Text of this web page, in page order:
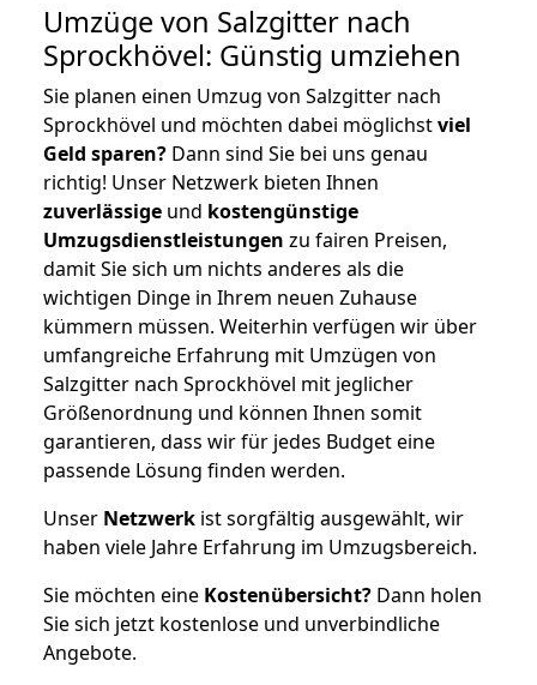
Umzüge von Salzgitter nach
Sprockhövel: Günstig umziehen
Sie planen einen Umzug von Salzgitter nach
Sprockhövel und möchten dabei möglichstviel
Geld sparen? Dann sind Sie bei uns genau
richtig! Unser Netzwerk bieten Ihnen
zuverlässige und kostengünstige
Umzugsdienstleistungen zu fairen Preisen,
damit Sie sich um nichts anderes als die
wichtigen Dinge in Ihrem neuen Zuhause
kümmern müssen. Weiterhin verfügen wir über
umfangreiche Erfahrung mit Umzügen von
Salzgitter nach Sprockhövel mit jeglicher
Größenordnung und können Ihnen somit
garantieren, dass wir für jedes Budget eine
passende Lösung finden werden.
Unser Netzwerk ist sorgfältig ausgewählt, wir
haben viele Jahre Erfahrung im Umzugsbereich.
Sie möchten eine Kostenübersicht? Dann holen
Sie sich jetzt kostenlose und unverbindliche
Angebote.